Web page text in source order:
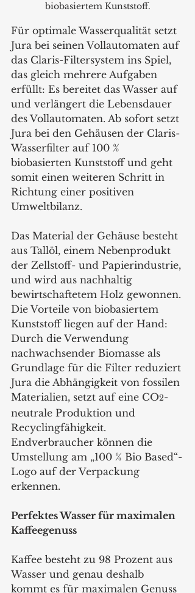
biobasiertem Kunststoff.
Für optimale Wasserqualität setzt
Jura bei seinen Vollautomaten auf
das Claris-Filtersystem ins Spiel,
das gleich mehrere Aufgaben
erfüllt: Es bereitet das Wasser auf
und verlängert die Lebensdauer
des Vollautomaten. Ab sofort setzt
Jura bei den Gehäusen der Claris-
Wasserfilter auf 100 %
biobasierten Kunststoff und geht
somit einen weiteren Schritt in
Richtung einer positiven
Umweltbilanz.
Das Material der Gehäuse besteht
aus Tallöl, einem Nebenprodukt
der Zellstoff- und Papierindustrie,
und wird aus nachhaltig
bewirtschaftetem Holz gewonnen.
Die Vorteile von biobasiertem
Kunststoff liegen auf der Hand:
Durch die Verwendung
nachwachsender Biomasse als
Grundlage für die Filter reduziert
Jura die Abhängigkeit von fossilen
Materialien, setzt auf eine CO2-
neutrale Produktion und
Recyclingfähigkeit.
Endverbraucher können die
Umstellung am „100 % Bio Based“-
Logo auf der Verpackung
erkennen.
Perfektes Wasser für maximalen
Kaffeegenuss
Kaffee besteht zu 98 Prozent aus
Wasser und genau deshalb
kommt es für maximalen Genuss